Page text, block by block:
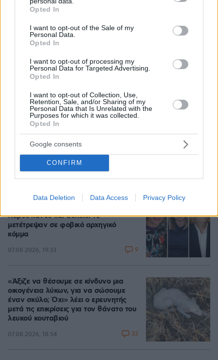
grant or deny consent to Google and its third-party tags to
use your data for below specified purposes in below Google
consent section.
Opted In
I want to opt-out of the Sale of my
Personal Data.
Opted In
I want to opt-out of processing my
Personal Data for Targeted Advertising.
Opted In
I want to opt-out of Collection, Use,
Retention, Sale, and/or Sharing of my
Personal Data that Is Unrelated with the
Purposes for which it was collected.
Opted In
Google consents
CONFIRM
Data Deletion Data Access Privacy Policy
«Κάτι απέσπασε την προσοχή του οδηγού»:
Πραγματογνώμονας επιχειρεί να ρίξει φως στα
αίτια του δυστυχήματος στις Σέρρες
07.08.2026, 18:54
Νέες καταγγελίες στην Ελπίδα για τη
Καρυστιανού και αυλικοί το
μετέτρεψαν σε φοβικό αρχηγικό
κόμμα
07.08.2026, 19:33 9
«Άξιζε να θέσουμε σε κίνδυνο μια
οικογένεια λύκων, για να σώσουμε
έναν σκύλο; Όχι» λέει ο ερευνητής
μετά τις επικρίσεις για τον θάνατο του
λευκού κουταβιού
07.08.2026, 18:54 33